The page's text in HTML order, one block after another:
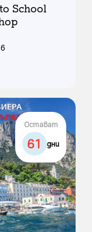
School
Остават
61 дни